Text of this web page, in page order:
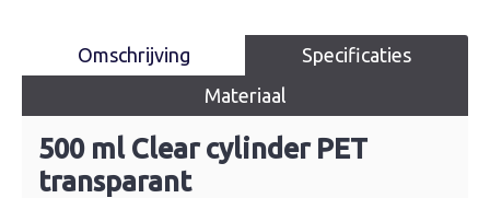
Omschrijving
Specificaties
Materiaal
500 ml Clear cylinder PET
transparant